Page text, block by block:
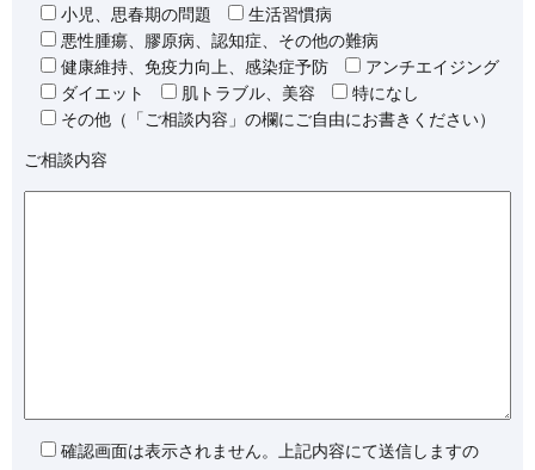
小児、思春期の問題
生活習慣病
悪性腫瘍、膠原病、認知症、その他の難病
健康維持、免疫力向上、感染症予防
アンチエイジング
ダイエット
肌トラブル、美容
特になし
その他（「ご相談内容」の欄にご自由にお書きください）
ご相談内容
確認画面は表示されません。上記内容にて送信しますの